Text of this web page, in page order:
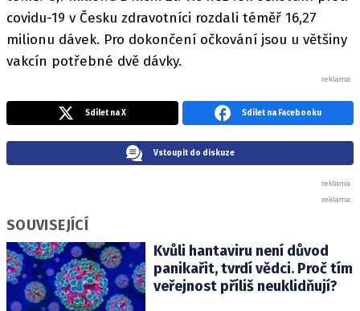
covidu-19 v Česku zdravotníci rozdali téměř 16,27
milionu dávek. Pro dokončení očkování jsou u většiny
vakcín potřebné dvě dávky.
Sdílet na X Sdílet na Facebooku
Vstoupit do diskuze
SOUVISEJÍCÍ
Kvůli hantaviru není důvod
panikařit, tvrdí vědci. Proč tím
veřejnost příliš neuklidňují?